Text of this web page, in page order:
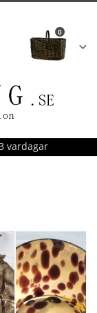
0
vardagar